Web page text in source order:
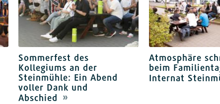
Sommerfest des
Kollegiums an der
Steinmühle: Ein Abend
voller Dank und
Abschied
Atmosphäre
beim
Internat